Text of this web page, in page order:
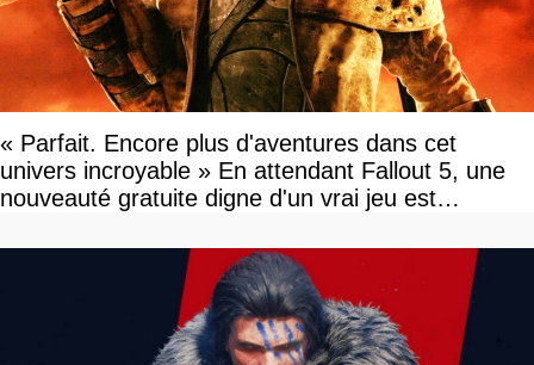
« Parfait. Encore plus d'aventures dans cet
univers incroyable » En attendant Fallout 5, une
nouveauté gratuite digne d'un vrai jeu est